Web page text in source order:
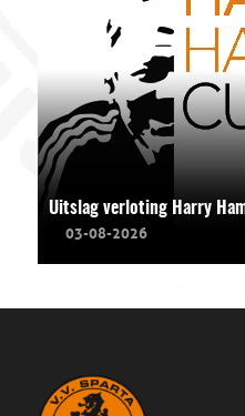
Uitslag verloting Harry
03-08-2026